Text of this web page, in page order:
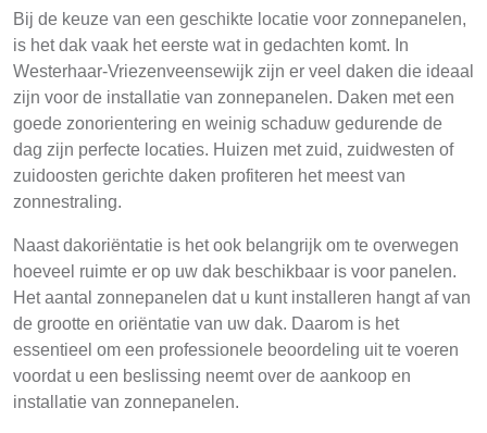
Bij de keuze van een geschikte locatie voor zonnepanelen,
is het dak vaak het eerste wat in gedachten komt. In
Westerhaar-Vriezenveensewijk zijn er veel daken die ideaal
zijn voor de installatie van zonnepanelen. Daken met een
goede zonorientering en weinig schaduw gedurende de
dag zijn perfecte locaties. Huizen met zuid, zuidwesten of
zuidoosten gerichte daken profiteren het meest van
zonnestraling.
Naast dakoriëntatie is het ook belangrijk om te overwegen
hoeveel ruimte er op uw dak beschikbaar is voor panelen.
Het aantal zonnepanelen dat u kunt installeren hangt af van
de grootte en oriëntatie van uw dak. Daarom is het
essentieel om een professionele beoordeling uit te voeren
voordat u een beslissing neemt over de aankoop en
installatie van zonnepanelen.